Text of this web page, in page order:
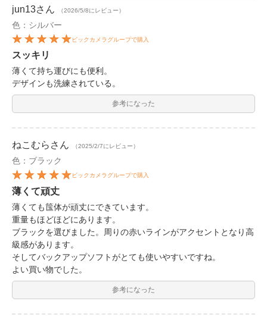
jun13さん （2026/5/8にレビュー）
色：シルバー
ビックカメラグループで購入
スッキリ
薄くて持ち運びにも便利。
デザインも洗練されている。
参考になった
ねこむら さん （2025/2/7にレビュー）
色：ブラック
ビックカメラグループで購入
薄くて頑丈
薄くても筺体が頑丈にできています。
重量もほどほどにあります。
ブラックを選びました。周りの赤いラインがアクセントとなり高
級感があります。
そしてバックアップソフトがとても使いやすいですね。
よい買い物でした。
参考になった